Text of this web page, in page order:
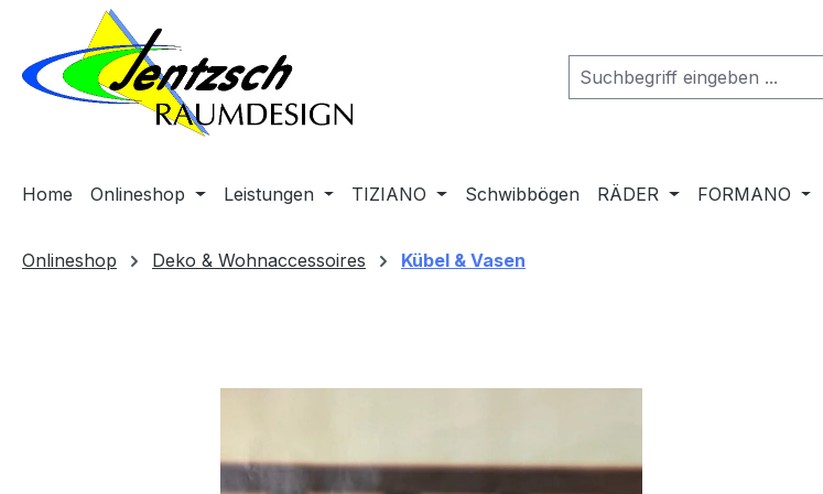
Hauptinhalt springen
Zur Suche springen
Zur Hauptnavigation springen
Home Onlineshop Leistungen TIZIANO Schwibbögen RÄDER FORMANO
Onlineshop Deko & Wohnaccessoires Kübel & Vasen